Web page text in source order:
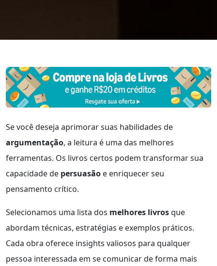
Se você deseja aprimorar suas habilidades de
argumentação, a leitura é uma das melhores
ferramentas. Os livros certos podem transformar sua
capacidade de persuasão e enriquecer seu
pensamento crítico.
Selecionamos uma lista dos melhores livrosque
abordam técnicas, estratégias e exemplos práticos.
Cada obra oferece insights valiosos para qualquer
pessoa interessada em se comunicar de forma mais